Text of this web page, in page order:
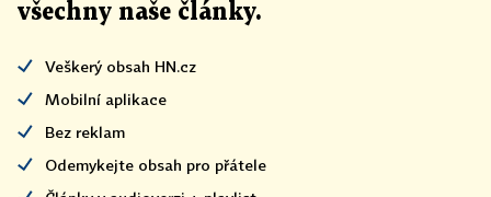
všechny naše články.
Veškerý obsah HN.cz
Mobilní aplikace
Bez reklam
Odemykejte obsah pro přátele